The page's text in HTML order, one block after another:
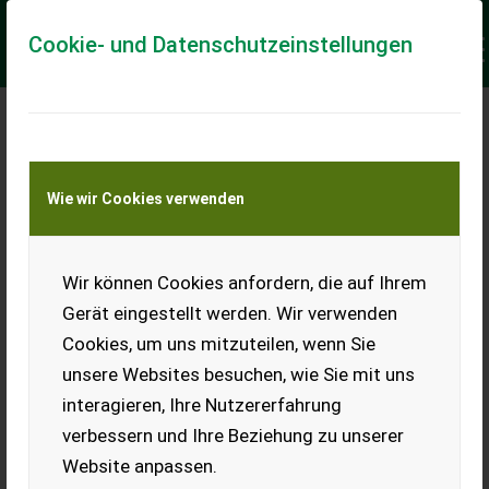
Cookie- und Datenschutzeinstellungen
Wie wir Cookies verwenden
Wir können Cookies anfordern, die auf Ihrem
Gerät eingestellt werden. Wir verwenden
Cookies, um uns mitzuteilen, wenn Sie
unsere Websites besuchen, wie Sie mit uns
interagieren, Ihre Nutzererfahrung
verbessern und Ihre Beziehung zu unserer
Website anpassen.
Meine Transportkostenanfrage
Transport von Land- und Baumaschinen –
KEINE Tiertransporte
Ladeort
Ort